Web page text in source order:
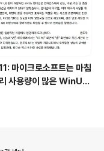
마이크로소프트는 마침
사용량이 많은 WinUI